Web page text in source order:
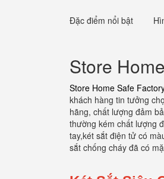
Đặc điểm nổi bật
Store
Store Home Safe
khách hàng tin tưởng
hãng, chất lượng đảm
thường kém chất lượng
tay,két sắt điện tử có
sắt chống cháy đã có